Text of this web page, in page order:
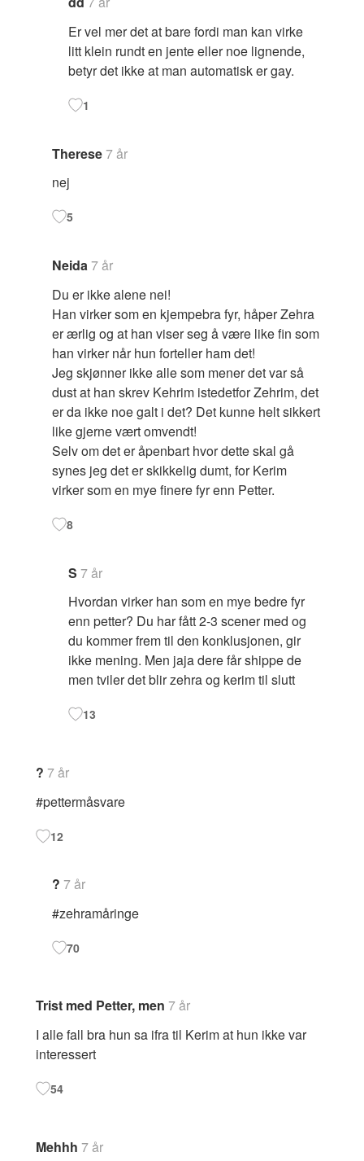
Er vel mer det at bare fordi man kan virke
litt klein rundt en jente eller noe lignende,
betyr det ikke at man automatisk er gay.
1
Therese7 år
nej
5
Neida7 år
Du er ikke alene nei!
Han virker som en kjempebra fyr, håper Zehra
er ærlig og at han viser seg å være like fin som
han virker når hun forteller ham det!
Jeg skjønner ikke alle som mener det var så
dust at han skrev Kehrim istedetfor Zehrim, det
er da ikke noe galt i det? Det kunne helt sikkert
like gjerne vært omvendt!
Selv om det er åpenbart hvor dette skal gå
synes jeg det er skikkelig dumt, for Kerim
virker som en mye finere fyr enn Petter.
8
S 7 år
Hvordan virker han som en mye bedre fyr
enn petter? Du har fått 2-3 scener med og
du kommer frem til den konklusjonen, gir
ikke mening. Men jaja dere får shippe de
men tviler det blir zehra og kerim til slutt
13
? 7 år
#pettermåsvare
12
? 7 år
#zehramåringe
70
Trist med Petter, men 7 år
I alle fall bra hun sa ifra til Kerim at hun ikke var
interessert
54
Mehhh 7 år